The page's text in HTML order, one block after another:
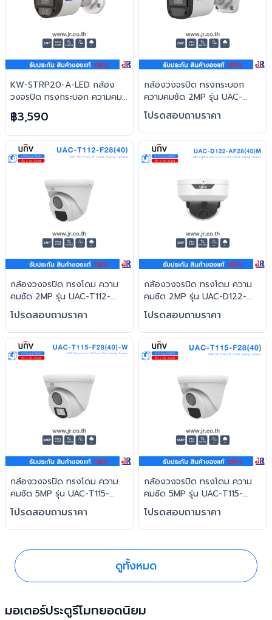
KW-STRP20-A-LED กล้อง
วงจรปิด ทรงกระบอก ความคม
ชัด 2MP : Uniview (UNV)
฿3,590
กล้องวงจรปิด ทรงกระบอก
ความคมชัด 2MP รุ่น UAC-
B112-F28(40)-W : Uniview
(UNV)
โปรดสอบถามราคา
กล้องวงจรปิด ทรงโดม ความ
คมชัด 2MP รุ่น UAC-T112-
F28(40)-W : Uniview (UNV)
โปรดสอบถามราคา
กล้องวงจรปิด ทรงโดม ความ
คมชัด 2MP รุ่น UAC-D122-
AF28(40)M : Uniview (UNV)
โปรดสอบถามราคา
กล้องวงจรปิด ทรงโดม ความ
คมชัด 5MP รุ่น UAC-T115-
F28(40)-W : Uniview (UNV)
โปรดสอบถามราคา
กล้องวงจรปิด ทรงโดม ความ
คมชัด 5MP รุ่น UAC-T115-
F28(40) : Uniview (UNV)
โปรดสอบถามราคา
ดูทั้งหมด
มอเตอร์ประตูรีโมทยอดนิยม